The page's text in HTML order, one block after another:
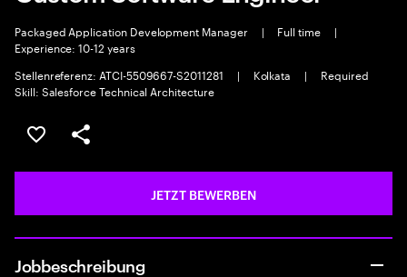
Packaged Application Development Manager | Full time
|
Experience: 10-12 years
Stellenreferenz: ATCI-5509667-S2011281
| Kolkata |
Required
Skill: Salesforce Technical Architecture
JOB SPEICHERN
Teilen
JETZT BEWERBEN
Jobbeschreibung